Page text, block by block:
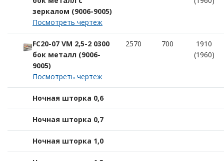
зеркалом (9006-9005)
Посмотреть чертеж
FC20-07 VM 2,5-2 0300
бок металл (9006-
9005)
Посмотреть чертеж
2570 700
1910
(1960)
Ночная шторка 0,6
Ночная шторка 0,7
Ночная шторка 1,0